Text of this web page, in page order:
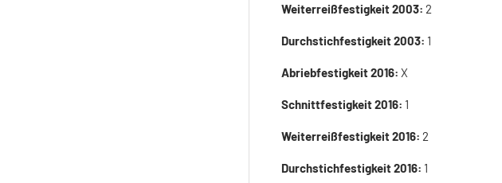
Weiterreißfestigkeit 2003: 2
Durchstichfestigkeit 2003: 1
Abriebfestigkeit 2016: X
Schnittfestigkeit 2016: 1
Weiterreißfestigkeit 2016: 2
Durchstichfestigkeit 2016: 1